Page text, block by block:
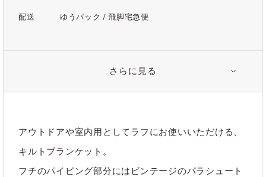
配送 ゆうパック / 飛脚宅急便
す。ステンシル部分は洗濯をしていくうちに少しずつ色落ちし
さらに見る
アウトドアや室内用としてラフにお使いいただける、
キルトブランケット。
フチのパイピング部分にはビンテージのパラシュート